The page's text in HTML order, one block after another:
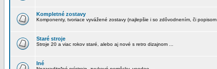
Kompletné zostavy
Komponenty, tvoriace vyvážené zostavy (najlepšie i so zdôvodnením, či
Staré stroje
Stroje 20 a viac rokov staré, alebo aj nové s retro dizajnom ...
Iné